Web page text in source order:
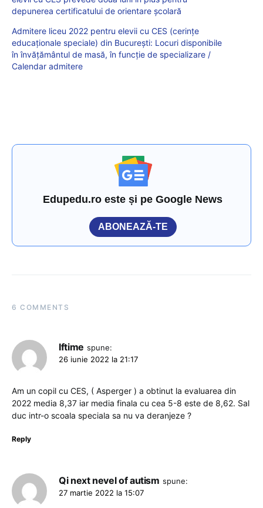
depunerea certificatului de orientare școlară
Admitere liceu 2022 pentru elevii cu CES (cerințe
educaționale speciale) din București: Locuri disponibile
în învățământul de masă, în funcție de specializare /
Calendar admitere
Edupedu.ro este și pe Google News
ABONEAZĂ-TE
6 COMMENTS
Iftime spune:
26 iunie 2022 la 21:17
Am un copil cu CES, ( Asperger ) a obtinut la evaluarea din
2022 media 8,37 iar media finala cu cea 5-8 este de 8,62. Sal
duc intr-o scoala speciala sa nu va deranjeze ?
Reply
Qi next nevel of autism spune:
27 martie 2022 la 15:07